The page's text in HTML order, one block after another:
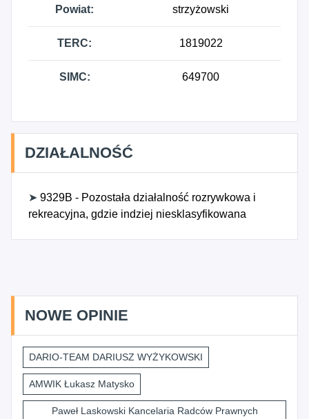
Powiat: strzyżowski
TERC: 1819022
SIMC: 649700
DZIAŁALNOŚĆ
➤ 9329B - Pozostała działalność rozrywkowa i
rekreacyjna, gdzie indziej niesklasyfikowana
NOWE OPINIE
DARIO-TEAM DARIUSZ WYŻYKOWSKI
AMWIK Łukasz Matysko
Paweł Laskowski Kancelaria Radców Prawnych